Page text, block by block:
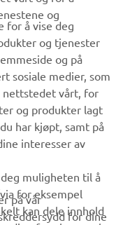
spesielle
og
å vise deg
og tjenester
og på
sosiale medier, som
vårt, for
og produkter lagt
har kjøpt, samt på
interesser av
muligheten til å
for eksempel
kan dele innhold
for eksempel
på vår
for dine